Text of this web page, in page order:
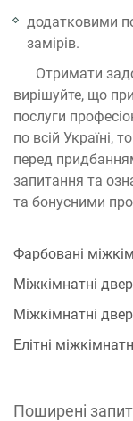
додатковими
замірів.
Отримати
вирішуйте, що
послуги
по всій Україні,
перед
запитання та
та бонусними
Фарбовані
Міжкімнатні
Міжкімнатні
Елітні
Поширені